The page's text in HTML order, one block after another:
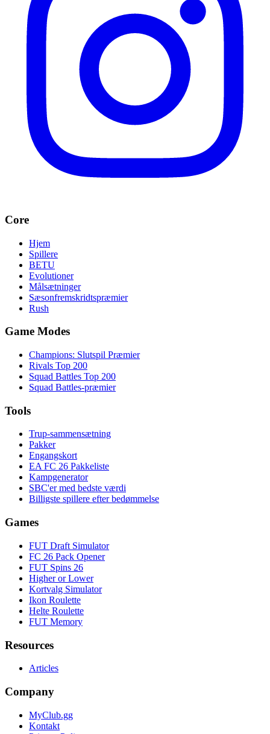
Core
Hjem
Spillere
BETU
Evolutioner
Målsætninger
Sæsonfremskridtspræmier
Rush
Game Modes
Champions: Slutspil Præmier
Rivals Top 200
Squad Battles Top 200
Squad Battles-præmier
Tools
Trup-sammensætning
Pakker
Engangskort
EA FC 26 Pakkeliste
Kampgenerator
SBC'er med bedste værdi
Billigste spillere efter bedømmelse
Games
FUT Draft Simulator
FC 26 Pack Opener
FUT Spins 26
Higher or Lower
Kortvalg Simulator
Ikon Roulette
Helte Roulette
FUT Memory
Resources
Articles
Company
MyClub.gg
Kontakt